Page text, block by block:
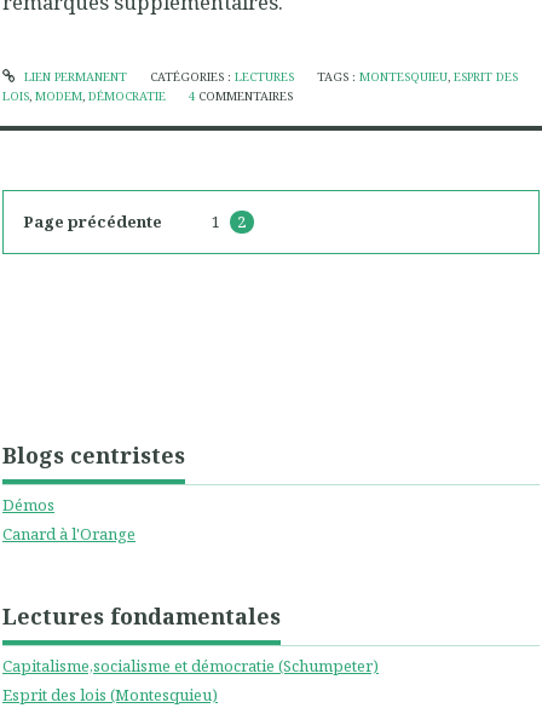
Blogs centristes
Démos
Canard à l'Orange
Lectures fondamentales
Capitalisme,socialisme et démocratie (Schumpeter)
Esprit des lois (Montesquieu)
LIEN PERMANENT CATÉGORIES : LECTURES TAGS :MONTESQUIEU,ESPRIT DES
LOIS, MODEM, DÉMOCRATIE 4 COMMENTAIRES
Page précédente 1 2